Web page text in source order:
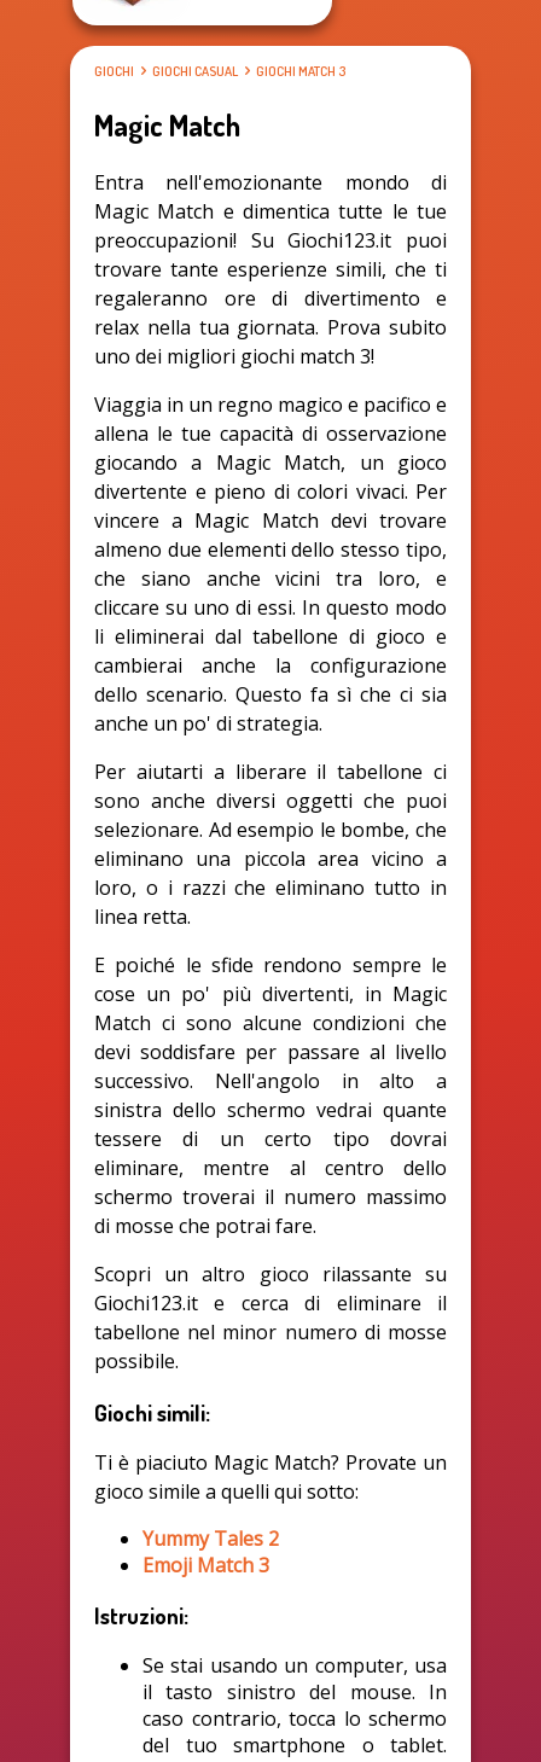
GIOCHI GIOCHI CASUAL GIOCHI MATCH 3
Magic Match
Entra nell'emozionante mondo di
Magic Match e dimentica tutte le tue
preoccupazioni! Su Giochi123.it puoi
trovare tante esperienze simili, che ti
regaleranno ore di divertimento e
relax nella tua giornata. Prova subito
uno dei migliori giochi match 3!
Viaggia in un regno magico e pacifico e
allena le tue capacità di osservazione
giocando a Magic Match, un gioco
divertente e pieno di colori vivaci. Per
vincere a Magic Match devi trovare
almeno due elementi dello stesso tipo,
che siano anche vicini tra loro, e
cliccare su uno di essi. In questo modo
li eliminerai dal tabellone di gioco e
cambierai anche la configurazione
dello scenario. Questo fa sì che ci sia
anche un po' di strategia.
Per aiutarti a liberare il tabellone ci
sono anche diversi oggetti che puoi
selezionare. Ad esempio le bombe, che
eliminano una piccola area vicino a
loro, o i razzi che eliminano tutto in
linea retta.
E poiché le sfide rendono sempre le
cose un po' più divertenti, in Magic
Match ci sono alcune condizioni che
devi soddisfare per passare al livello
successivo. Nell'angolo in alto a
sinistra dello schermo vedrai quante
tessere di un certo tipo dovrai
eliminare, mentre al centro dello
schermo troverai il numero massimo
di mosse che potrai fare.
Scopri un altro gioco rilassante su
Giochi123.it e cerca di eliminare il
tabellone nel minor numero di mosse
possibile.
Giochi simili:
Ti è piaciuto Magic Match? Provate un
gioco simile a quelli qui sotto:
Yummy Tales 2
Emoji Match 3
Istruzioni:
Se stai usando un computer, usa
il tasto sinistro del mouse. In
caso contrario, tocca lo schermo
del tuo smartphone o tablet.